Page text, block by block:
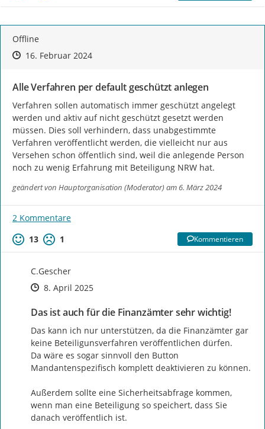
Offline
Zeitpunkt des Erstellens
Zeitpunkt des Erstellens
16. Februar 2024Zur Äußerung
Alle Verfahren per default geschützt anlegen
Verfahren sollen automatisch immer geschützt angelegt
werden und aktiv auf nicht geschützt gesetzt werden
müssen. Dies soll verhindern, dass unabgestimmte
Verfahren veröffentlicht werden, die vielleicht nur aus
Versehen schon öffentlich sind, weil die anlegende Person
noch zu wenig Erfahrung mit Beteiligung NRW hat.
geändert von Hauptorganisation (Moderator)am 6. März 2024
2 Kommentare
13
1 Kommentieren
C.Gescher
Zeitpunkt des Erstellens
Zeitpunkt des Erstellens
8. April 2025Zur Äußerung
Das ist auch für die Finanzämter sehr wichtig!
Das kann ich nur unterstützen, da die Finanzämter gar
keine Beteiligunsverfahren veröffentlichen dürfen.
Da wäre es sogar sinnvoll den Button
Mandantenspezifisch komplett deaktivieren zu können.
Außerdem sollte eine Sicherheitsabfrage kommen,
wenn man eine Beteiligung so speichert, dass Sie
danach veröffentlich ist.